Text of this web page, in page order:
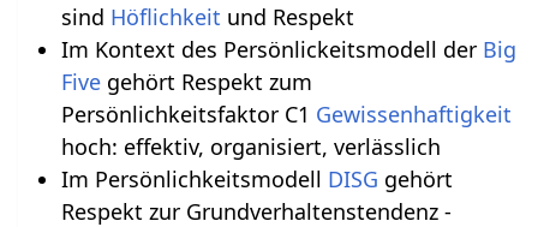
sind Höflichkeit und Respekt
Im Kontext des Persönlickeitsmodell der Big
Fivegehört Respekt zum
Persönlichkeitsfaktor C1 Gewissenhaftigkeit
hoch: effektiv, organisiert, verlässlich
Im Persönlichkeitsmodell DISG gehört
Respekt zur Grundverhaltenstendenz -